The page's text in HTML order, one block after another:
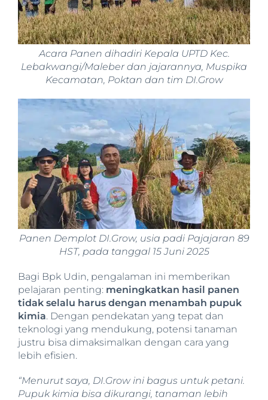
Acara Panen dihadiri Kepala UPTD Kec.
Lebakwangi/Maleber dan jajarannya, Muspika
Kecamatan, Poktan dan tim DI.Grow
Panen Demplot DI.Grow, usia padi Pajajaran 89
HST, pada tanggal 15 Juni 2025
Bagi Bpk Udin, pengalaman ini memberikan
pelajaran penting: meningkatkan hasil panen
tidak selalu harus dengan menambah pupuk
kimia. Dengan pendekatan yang tepat dan
teknologi yang mendukung, potensi tanaman
justru bisa dimaksimalkan dengan cara yang
lebih efisien.
“Menurut saya, DI.Grow ini bagus untuk petani.
Pupuk kimia bisa dikurangi, tanaman lebih